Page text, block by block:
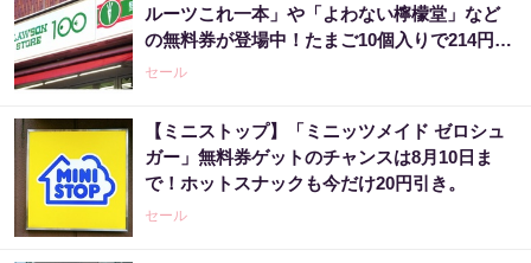
ルーツこれ一本」や「よわない檸檬堂」など
の無料券が登場中！たまご10個入りで214円な
どのお得企画も見逃せない。
セール
【ミニストップ】「ミニッツメイド ゼロシュ
ガー」無料券ゲットのチャンスは8月10日ま
で！ホットスナックも今だけ20円引き。
セール